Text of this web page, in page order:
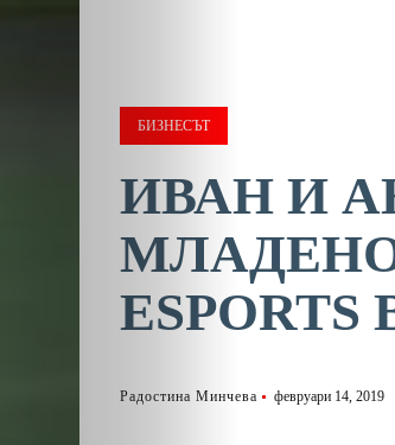
БИЗНЕСЪТ
ИВАН И
Радостина Минчева февруари 14, 2019